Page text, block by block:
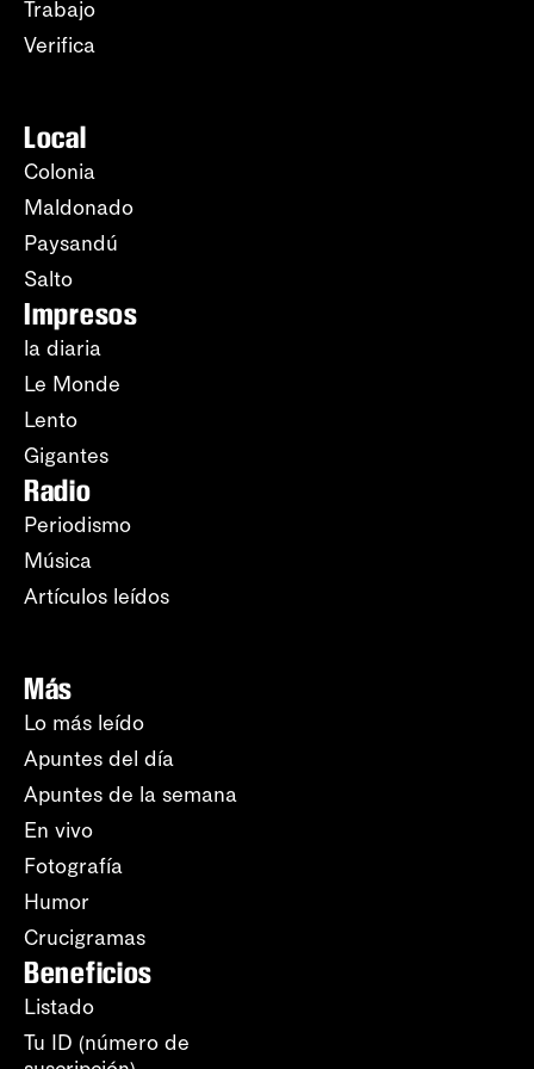
Trabajo
Verifica
Local
Colonia
Maldonado
Paysandú
Salto
Impresos
la diaria
Le Monde
Lento
Gigantes
Radio
Periodismo
Música
Artículos leídos
Más
Lo más leído
Apuntes del día
Apuntes de la semana
En vivo
Fotografía
Humor
Crucigramas
Beneficios
Listado
Tu ID (número de